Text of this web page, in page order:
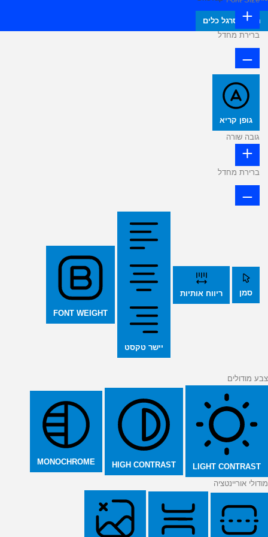
הסתר סרגל כלים
ברירת מחדל
גופן קריא
גובה שורה
ברירת מחדל
סמן ריווח אותיות
יישר טקסט
FONT WEIGHT
צבע מודולים
LIGHT CONTRAST
HIGH CONTRAST
MONOCHROME
מודולי אוריינטציה